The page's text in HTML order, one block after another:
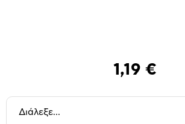
1,19 €
Διάλεξε...